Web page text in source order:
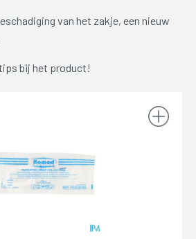
van het zakje, een nieuw
bij het product!